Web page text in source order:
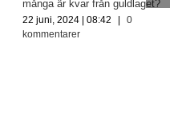
många är kvar från guldlaget?
22 juni, 2024 | 08:42 |
0
kommentarer